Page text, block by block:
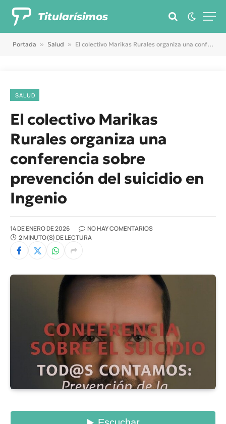
Titularísimos
Portada » Salud » El colectivo Marikas Rurales organiza una conferencia sobre prevención del suicidio en Ingenio
SALUD
El colectivo Marikas
Rurales organiza una
conferencia sobre
prevención del suicidio en
Ingenio
14 DE ENERO DE 2026
NO HAY COMENTARIOS
2 MINUTO(S) DE LECTURA